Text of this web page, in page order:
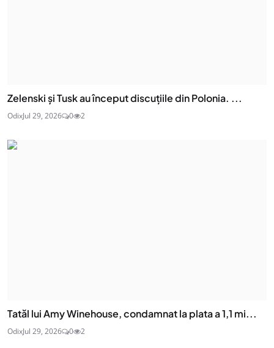
Zelenski și Tusk au început discuțiile din Polonia. ...
OdixJul 29, 2026 0 2
Tatăl lui Amy Winehouse, condamnat la plata a 1,1 mi...
OdixJul 29, 2026 0 2